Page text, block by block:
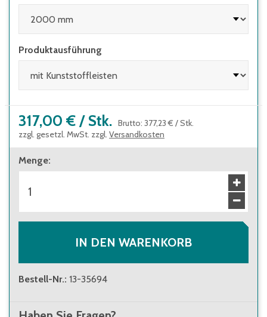
Produktausführung
317,00 € / Stk. Brutto: 377,23 € /Stk.
zzgl. gesetzl. MwSt. zzgl. Versandkosten
Menge:
IN DEN WARENKORB
Bestell-Nr.: 13-35694